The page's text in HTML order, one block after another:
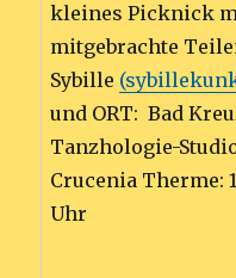
kleines Picknick
mitgebrachte
Sybille
und ORT: Bad
Tanzhologie-
Crucenia Therme:
Uhr